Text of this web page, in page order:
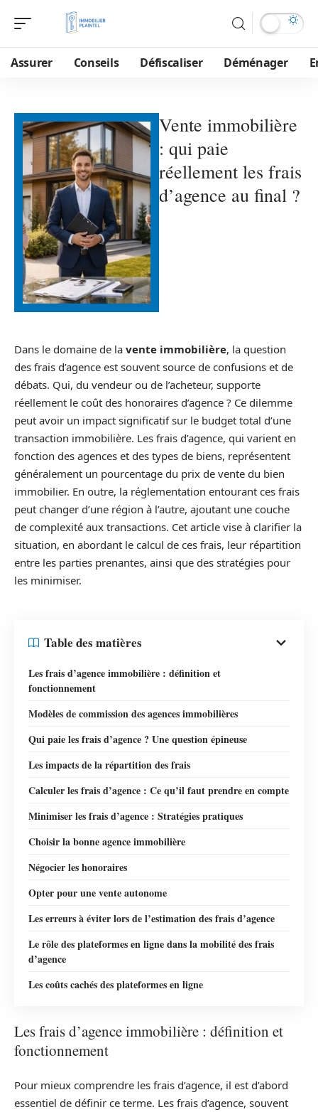
Assurer Conseils Défiscaliser Déménager
Vente immobilière
: qui paie
réellement les frais
d’agence au final ?
Dans le domaine de la vente immobilière, la question
des frais d’agence est souvent source de confusions et de
débats. Qui, du vendeur ou de l’acheteur, supporte
réellement le coût des honoraires d’agence ? Ce dilemme
peut avoir un impact significatif sur le budget total d’une
transaction immobilière. Les frais d’agence, qui varient en
fonction des agences et des types de biens, représentent
généralement un pourcentage du prix de vente du bien
immobilier. En outre, la réglementation entourant ces frais
peut changer d’une région à l’autre, ajoutant une couche
de complexité aux transactions. Cet article vise à clarifier la
situation, en abordant le calcul de ces frais, leur répartition
entre les parties prenantes, ainsi que des stratégies pour
les minimiser.
Table des matières
Les frais d’agence immobilière : définition et
fonctionnement
Modèles de commission des agences immobilières
Qui paie les frais d’agence ? Une question épineuse
Les impacts de la répartition des frais
Calculer les frais d’agence : Ce qu’il faut prendre en compte
Minimiser les frais d’agence : Stratégies pratiques
Choisir la bonne agence immobilière
Négocier les honoraires
Opter pour une vente autonome
Les erreurs à éviter lors de l’estimation des frais d’agence
Le rôle des plateformes en ligne dans la mobilité des frais
d’agence
Les coûts cachés des plateformes en ligne
Les frais d’agence immobilière : définition et
fonctionnement
Pour mieux comprendre les frais d’agence, il est d’abord
essentiel de définir ce terme. Les frais d’agence, souvent